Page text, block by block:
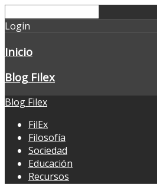
Login
Inicio
Blog Filex
Blog Filex
FilEx
Filosofía
Sociedad
Educación
Recursos